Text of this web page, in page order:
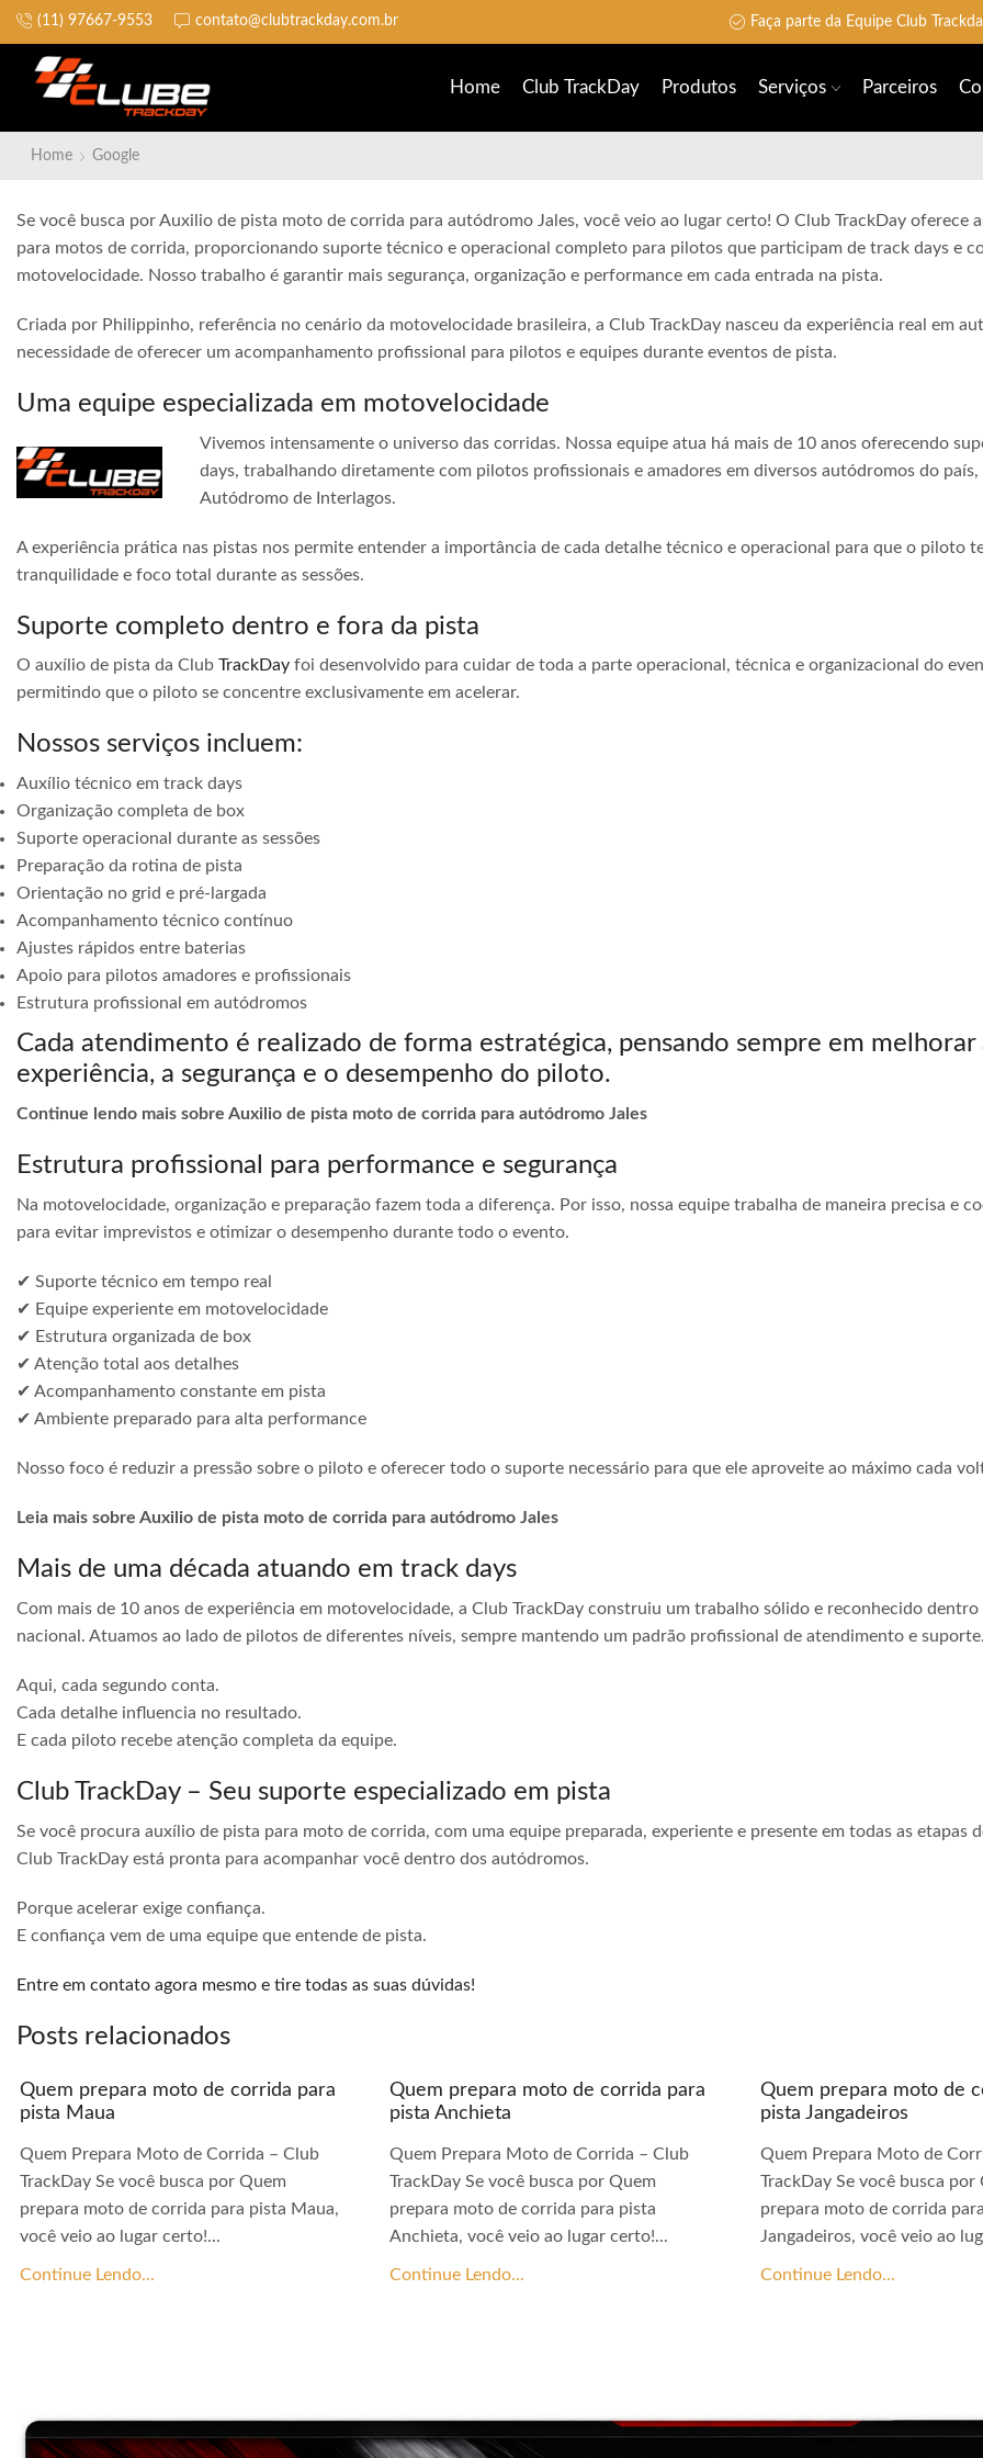
(11) 97667-9553 contato@clubtrackday.com.br
Não perca a largada Faça parte da Equipe Club
Home Club TrackDay Produtos Serviços Parceiros
Home Google
Se você busca por Auxilio de pista moto de corrida para autódromo Jales, você veio ao lugar certo! O Club TrackDay oferece
para motos de corrida, proporcionando suporte técnico e operacional completo para pilotos que participam de track days e
motovelocidade. Nosso trabalho é garantir mais segurança, organização e performance em cada entrada na pista.
Criada por Philippinho, referência no cenário da motovelocidade brasileira, a Club TrackDay nasceu da experiência real em
necessidade de oferecer um acompanhamento profissional para pilotos e equipes durante eventos de pista.
Uma equipe especializada em motovelocidade
Vivemos intensamente o universo das corridas. Nossa equipe atua há mais de 10 anos oferecendo
days, trabalhando diretamente com pilotos profissionais e amadores em diversos autódromos do
Autódromo de Interlagos.
A experiência prática nas pistas nos permite entender a importância de cada detalhe técnico e operacional para que o piloto
tranquilidade e foco total durante as sessões.
Suporte completo dentro e fora da pista
O auxílio de pista da Club TrackDay foi desenvolvido para cuidar de toda a parte operacional, técnica e organizacional do
permitindo que o piloto se concentre exclusivamente em acelerar.
Nossos serviços incluem:
Auxílio técnico em track days
Organização completa de box
Suporte operacional durante as sessões
Preparação da rotina de pista
Orientação no grid e pré-largada
Acompanhamento técnico contínuo
Ajustes rápidos entre baterias
Apoio para pilotos amadores e profissionais
Estrutura profissional em autódromos
Cada atendimento é realizado de forma estratégica, pensando sempre em melhorar
experiência, a segurança e o desempenho do piloto.
Continue lendo mais sobre Auxilio de pista moto de corrida para autódromo Jales
Estrutura profissional para performance e segurança
Na motovelocidade, organização e preparação fazem toda a diferença. Por isso, nossa equipe trabalha de maneira precisa e
para evitar imprevistos e otimizar o desempenho durante todo o evento.
✔ Suporte técnico em tempo real
✔ Equipe experiente em motovelocidade
✔ Estrutura organizada de box
✔ Atenção total aos detalhes
✔ Acompanhamento constante em pista
✔ Ambiente preparado para alta performance
Nosso foco é reduzir a pressão sobre o piloto e oferecer todo o suporte necessário para que ele aproveite ao máximo cada
Leia mais sobre Auxilio de pista moto de corrida para autódromo Jales
Mais de uma década atuando em track days
Com mais de 10 anos de experiência em motovelocidade, a Club TrackDay construiu um trabalho sólido e reconhecido
nacional. Atuamos ao lado de pilotos de diferentes níveis, sempre mantendo um padrão profissional de atendimento e suporte.
Aqui, cada segundo conta.
Cada detalhe influencia no resultado.
E cada piloto recebe atenção completa da equipe.
Club TrackDay – Seu suporte especializado em pista
Se você procura auxílio de pista para moto de corrida, com uma equipe preparada, experiente e presente em todas as etapas
Club TrackDay está pronta para acompanhar você dentro dos autódromos.
Porque acelerar exige confiança.
E confiança vem de uma equipe que entende de pista.
Entre em contato agora mesmo e tire todas as suas dúvidas!
Posts relacionados
Quem prepara moto de corrida para
pista Maua
Quem Prepara Moto de Corrida – Club
TrackDay Se você busca por Quem
prepara moto de corrida para pista Maua,
você veio ao lugar certo!...
Continue Lendo...
Quem prepara moto de corrida para
pista Anchieta
Quem Prepara Moto de Corrida – Club
TrackDay Se você busca por Quem
prepara moto de corrida para pista
Anchieta, você veio ao lugar certo!...
Continue Lendo...
Quem prepara moto de
pista Jangadeiros
Quem Prepara Moto de
TrackDay Se você busca por
prepara moto de corrida
Jangadeiros, você veio ao
Continue Lendo...